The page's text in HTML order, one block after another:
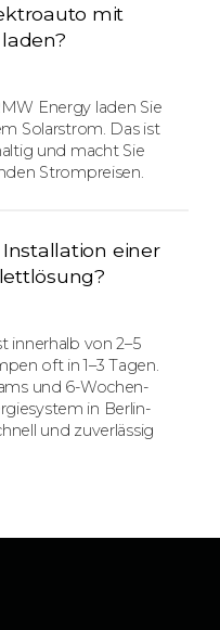
mit
Energy laden Sie
Solarstrom. Das ist
und macht Sie
Strompreisen.
einer
innerhalb von 2–5
oft in 1–3 Tagen.
und 6-Wochen-
in Berlin-
und zuverlässig